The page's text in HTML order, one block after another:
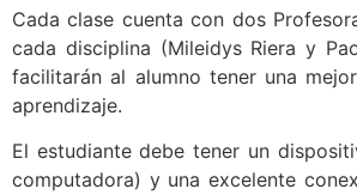
Cada clase cuenta con dos
cada disciplina (Mileidys Riera y
facilitarán al alumno tener una
aprendizaje.
El estudiante debe tener un
computadora) y una excelente